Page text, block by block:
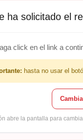
ha solicitado el
click en el link a
hasta no usar el
abre la pantalla para